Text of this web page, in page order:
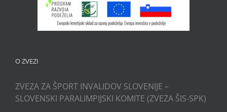
O ZVEZI
ZVEZA ZA ŠPORT INVALIDOV SLOVENIJE –
SLOVENSKI PARALIMPIJSKI KOMITE (ZVEZA ŠIS-SPK)